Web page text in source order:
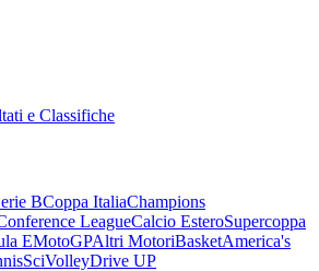
e Classifiche
BCoppa ItaliaChampions
LeagueCalcio EsteroSupercoppa
EMotoGPAltri MotoriBasketAmerica's
SciVolleyDrive UP